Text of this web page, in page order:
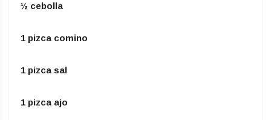
½ cebolla
1 pizca comino
1 pizca sal
1 pizca ajo